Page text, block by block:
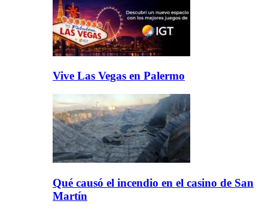
Vive Las Vegas en Palermo
Qué causó el incendio en el casino de San
Martín